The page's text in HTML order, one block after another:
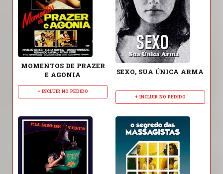
MOMENTOS DE PRAZER
E AGONIA
+ INCLUIR NO PEDIDO
SEXO, SUA ÚNICA ARMA
+ INCLUIR NO PEDIDO